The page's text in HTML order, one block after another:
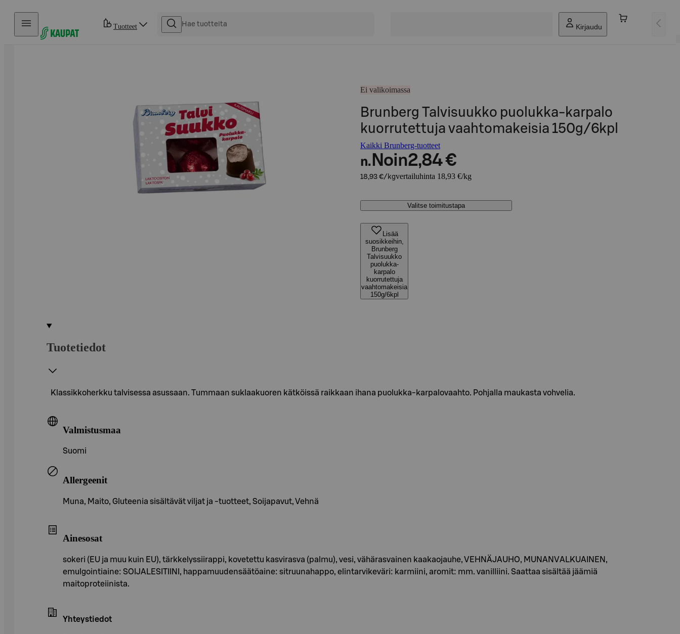
Hyppää sisältöön
Tuotteet Kirjaudu
Ei valikoimassa
Brunberg Talvisuukko puolukka-karpalo
kuorrutettuja vaahtomakeisia 150g/6kpl
Kaikki Brunberg-tuotteet
n. Noin2,84 €
18,93 €/kgvertailuhinta 18,93 €/kg
Valitse toimitustapa
Lisää
suosikkeihin,
Brunberg
Talvisuukko
puolukka-
karpalo
kuorrutettuja
vaahtomakeisia
150g/6kpl
Tuotetiedot
Klassikkoherkku talvisessa asussaan. Tummaan suklaakuoren kätköissä raikkaan ihana puolukka-karpalovaahto. Pohjalla maukasta vohvelia.
Valmistusmaa
Suomi
Allergeenit
Muna, Maito, Gluteenia sisältävät viljat ja -tuotteet, Soijapavut, Vehnä
Ainesosat
sokeri (EU ja muu kuin EU), tärkkelyssiirappi, kovetettu kasvirasva (palmu), vesi, vähärasvainen kaakaojauhe, VEHNÄJAUHO, MUNANVALKUAINEN,
emulgointiaine: SOIJALESITIINI, happamuudensäätöaine: sitruunahappo, elintarvikeväri: karmiini, aromit: mm. vanilliini. Saattaa sisältää jäämiä
maitoproteiinista.
Yhteystiedot